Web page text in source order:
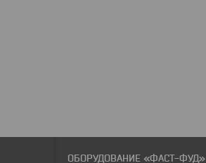
ОБОРУДОВАНИЕ «ФАСТ-ФУД»